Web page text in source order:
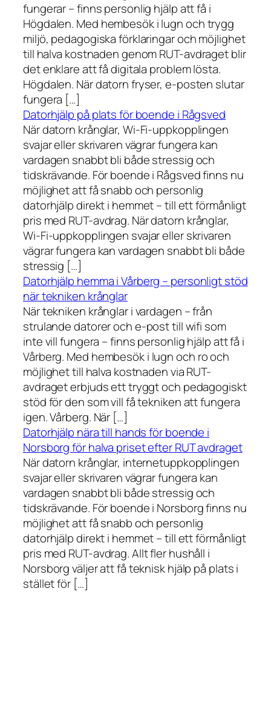
fungerar – finns personlig hjälp att få i
Högdalen. Med hembesök i lugn och trygg
miljö, pedagogiska förklaringar och möjlighet
till halva kostnaden genom RUT-avdraget blir
det enklare att få digitala problem lösta.
Högdalen. När datorn fryser, e-posten slutar
fungera […]
Datorhjälp på plats för boende i Rågsved
När datorn krånglar, Wi-Fi-uppkopplingen
svajar eller skrivaren vägrar fungera kan
vardagen snabbt bli både stressig och
tidskrävande. För boende i Rågsved finns nu
möjlighet att få snabb och personlig
datorhjälp direkt i hemmet – till ett förmånligt
pris med RUT-avdrag. När datorn krånglar,
Wi-Fi-uppkopplingen svajar eller skrivaren
vägrar fungera kan vardagen snabbt bli både
stressig […]
Datorhjälp hemma i Vårberg – personligt stöd
när tekniken krånglar
När tekniken krånglar i vardagen – från
strulande datorer och e-post till wifi som
inte vill fungera – finns personlig hjälp att få i
Vårberg. Med hembesök i lugn och ro och
möjlighet till halva kostnaden via RUT-
avdraget erbjuds ett tryggt och pedagogiskt
stöd för den som vill få tekniken att fungera
igen. Vårberg. När […]
Datorhjälp nära till hands för boende i
Norsborg för halva priset efter RUT avdraget
När datorn krånglar, internetuppkopplingen
svajar eller skrivaren vägrar fungera kan
vardagen snabbt bli både stressig och
tidskrävande. För boende i Norsborg finns nu
möjlighet att få snabb och personlig
datorhjälp direkt i hemmet – till ett förmånligt
pris med RUT-avdrag. Allt fler hushåll i
Norsborg väljer att få teknisk hjälp på plats i
stället för […]